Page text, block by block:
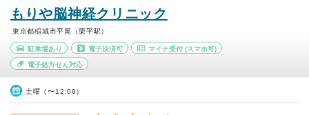
もりや脳神経クリニック
東京都稲城市平尾（栗平駅）
駐車場あり 電子決済可 マイナ受付 (スマホ可)
電子処方せん対応
土曜（〜12:00）